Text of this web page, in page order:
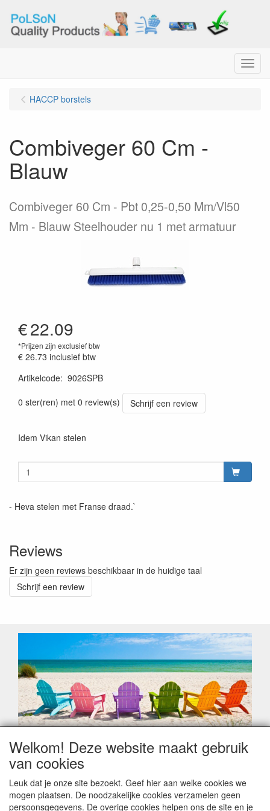
Menu
HACCP borstels
Combiveger 60 Cm -
Blauw
Combiveger 60 Cm - Pbt 0,25-0,50 Mm/Vl50
Mm - Blauw Steelhouder nu 1 met armatuur
€22.09
*Prijzen zijn exclusief btw
€ 26.73 inclusief btw
Artikelcode: 9026SPB
0 ster(ren) met 0 review(s)
Schrijf een review
Idem Vikan stelen
- Heva stelen met Franse draad.`
Reviews
Er zijn geen reviews beschikbaar in de huidige taal
Schrijf een review
Geachte klant,
Zoals elk jaar zorgt de verlofperiode, naast een hoop
leveringsproblemen.
Sommige fabrikanten sluiten of werken met een
Welkom! Deze website maakt gebruik
van cookies
Leuk dat je onze site bezoekt. Geef hier aan welke cookies we
mogen plaatsen. De noodzakelijke cookies verzamelen geen
persoonsgegevens. De overige cookies helpen ons de site en je